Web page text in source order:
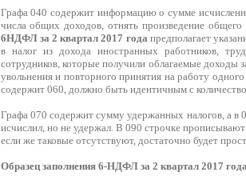
Графа 040 содержит информацию о сумме
числа общих доходов, отнять произведение
6НДФЛ за 2 квартал 2017 года предполагает
в налог из дохода иностранных работников,
сотрудников, которые получили облагаемые доходы
увольнения и повторного принятия на работу
содержит 060, должно быть идентичным с
Графа 070 содержит сумму удержанных налогов, а в
исчислил, но не удержал. В 090 строчке
если же таковые отсутствуют, достаточно будет
Образец заполнения 6-НДФЛ за 2 квартал 2017 года